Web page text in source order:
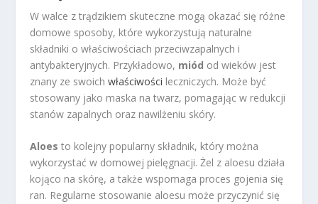
W walce z trądzikiem skuteczne mogą okazać się różne
domowe sposoby, które wykorzystują naturalne
składniki o właściwościach przeciwzapalnych i
antybakteryjnych. Przykładowo, miód od wieków jest
znany ze swoichwłaściwości leczniczych. Może być
stosowany jako maska na twarz, pomagając w redukcji
stanów zapalnych oraz nawilżeniu skóry.
Aloes to kolejny popularny składnik, który można
wykorzystać w domowej pielęgnacji. Żel z aloesu działa
kojąco na skórę, a także wspomaga proces gojenia się
ran. Regularne stosowanie aloesu może przyczynić się